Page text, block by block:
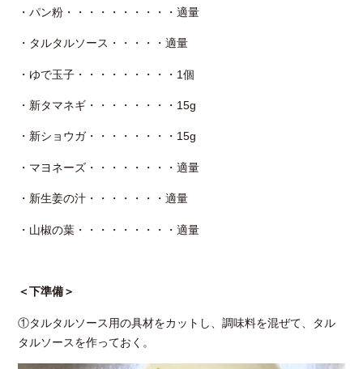
・パン粉・・・・・・・・・・適量
・タルタルソース・・・・・適量
・ゆで玉子・・・・・・・・・1個
・新タマネギ・・・・・・・・15g
・新ショウガ・・・・・・・・15g
・マヨネーズ・・・・・・・・適量
・新生姜の汁・・・・・・・適量
・山椒の葉・・・・・・・・・適量
＜下準備＞
①タルタルソース用の具材をカットし、調味料を混ぜて、タル
タルソースを作っておく。